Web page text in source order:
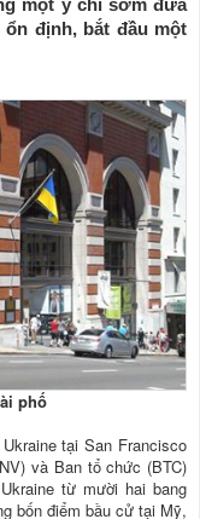
một ý chí sớm đưa
định, bắt đầu một
phố
tại San Francisco
và Ban tổ chức (BTC)
từ mười hai bang
bốn điểm bầu cử tại Mỹ,